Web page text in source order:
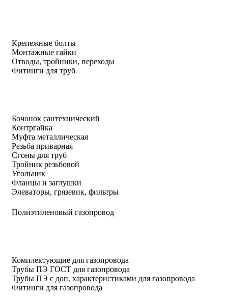
Крепежные болты
Монтажные гайки
Отводы, тройники, переходы
Фитинги для труб
Бочонок сантехнический
Контргайка
Муфта металлическая
Резьба приварная
Сгоны для труб
Тройник резьбовой
Угольник
Фланцы и заглушки
Элеваторы, грязевик, фильтры
Полиэтиленовый газопровод
Комплектующие для газопровода
Трубы ПЭ ГОСТ для газопровода
Трубы ПЭ с доп. характеристиками для газопровода
Фитинги для газопровода